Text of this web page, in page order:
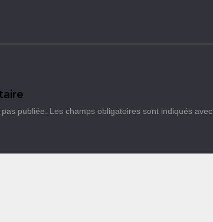
publiée. Les champs obligatoires sont indiqués avec